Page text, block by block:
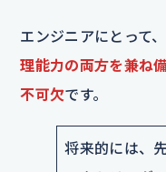
エンジニアにとって、
理能力の両方を兼ね
不可欠です。
将来的には、